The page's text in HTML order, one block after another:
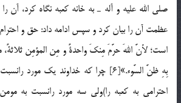
صلي الله عليه و آله ـ به خانه كعبه نگاه كرد، آن
عظمت آن را بيان كرد و سپس ادامه داد: حق و
است؛ لأنَّ اللهَ حرَّمَ‌ مِنكَ واحدةً و مِن المؤمِن ثلاثةً،
بِهِ ظنَّ السَّوء.»[6] چرا كه خداوند يك مورد
احترامي به كعبه را)ولي سه مورد رانسبت به